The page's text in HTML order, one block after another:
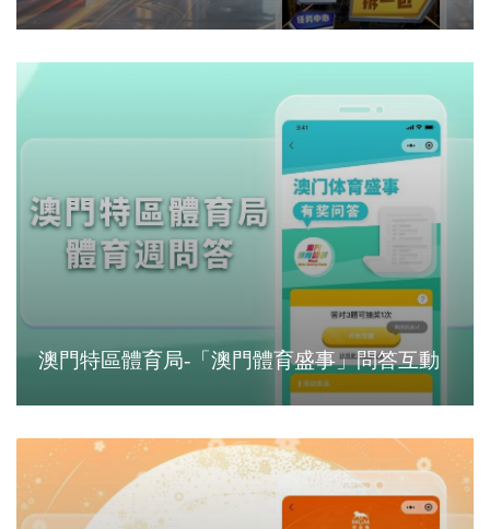
澳門特區體育局-「澳門體育盛事」問答互動